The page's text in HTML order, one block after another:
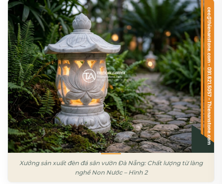
Xưởng sản xuất đèn đá sân vườn Đà Nẵng: Chất lượng từ làng
nghề Non Nước – Hình 2